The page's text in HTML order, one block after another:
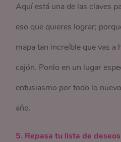
Aquí está una de las claves
eso que quieres lograr;
mapa tan increíble que vas a
cajón. Ponlo en un lugar
entusiasmo por todo lo
año.
5. Repasa tu lista de